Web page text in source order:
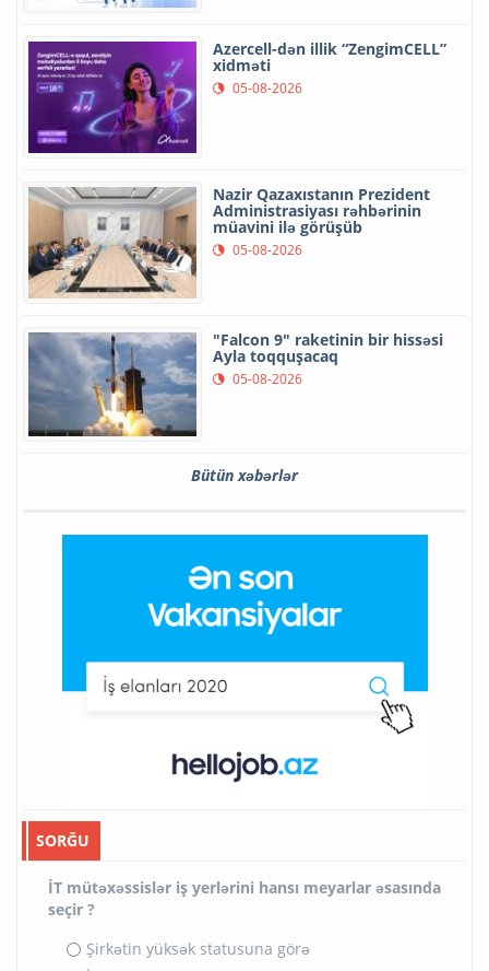
Azercell-dən illik “ZengimCELL”
xidməti
05-08-2026
Nazir Qazaxıstanın Prezident
Administrasiyası rəhbərinin
müavini ilə görüşüb
05-08-2026
"Falcon 9" raketinin bir hissəsi
Ayla toqquşacaq
05-08-2026
Bütün xəbərlər
SORĞU
İT mütəxəssislər iş yerlərini hansı meyarlar əsasında
seçir ?
Şirkətin yüksək statusuna görə